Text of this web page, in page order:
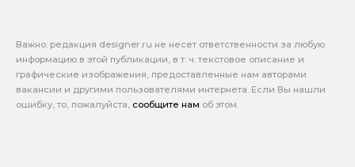
Важно: pедакция designer.ru не несет ответственности за любую
информацию в этой публикации, в т. ч. текстовое описание и
графические изображения, предоставленные нам авторами
вакансии и другими пользователями интернета. Если Вы нашли
ошибку, то, пожалуйста, сообщите нам об этом.